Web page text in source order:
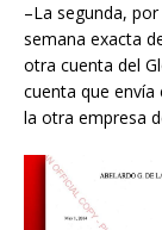
–La segunda,
semana exacta
otra cuenta del
cuenta que
la otra empresa